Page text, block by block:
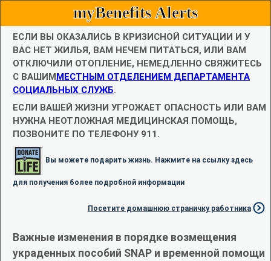
myBenefits Alerts
ЕСЛИ ВЫ ОКАЗАЛИСЬ В КРИЗИСНОЙ СИТУАЦИИ И У
ВАС НЕТ ЖИЛЬЯ, ВАМ НЕЧЕМ ПИТАТЬСЯ, ИЛИ ВАМ
ОТКЛЮЧИЛИ ОТОПЛЕНИЕ, НЕМЕДЛЕННО СВЯЖИТЕСЬ
С ВАШИММЕСТНЫМ ОТДЕЛЕНИЕМ ДЕПАРТАМЕНТА
СОЦИАЛЬНЫХ СЛУЖБ.
ЕСЛИ ВАШЕЙ ЖИЗНИ УГРОЖАЕТ ОПАСНОСТЬ ИЛИ ВАМ
НУЖНА НЕОТЛОЖНАЯ МЕДИЦИНСКАЯ ПОМОЩЬ,
ПОЗВОНИТЕ ПО ТЕЛЕФОНУ 911.
Вы можете подарить жизнь. Нажмите на ссылку здесь
для получения более подробной информации
Посетите домашнюю страничку работника
Важные изменения в порядке возмещения
украденных пособий SNAP и временной помощи